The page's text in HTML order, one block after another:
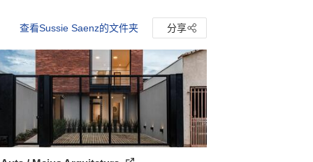
查看Sussie Saenz的文件夹 分享